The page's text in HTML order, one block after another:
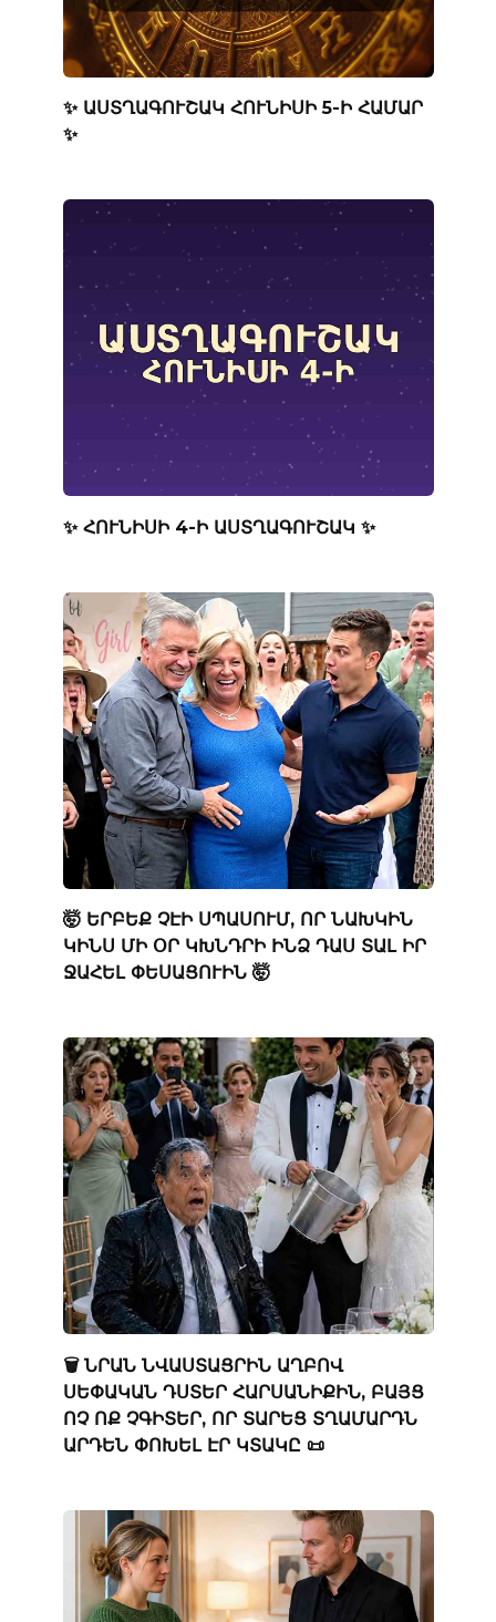
✨ ԱՍՏՂԱԳՈՒՇԱԿ ՀՈՒՆԻՍԻ 5-Ի ՀԱՄԱՐ
✨
✨ ՀՈՒՆԻՍԻ 4-Ի ԱՍՏՂԱԳՈՒՇԱԿ ✨
🤯 ԵՐԲԵՔ ՉԷԻ ՍՊԱՍՈՒՄ, ՈՐ ՆԱԽԿԻՆ
ԿԻՆՍ ՄԻ ՕՐ ԿԽՆԴՐԻ ԻՆՁ ԴԱՍ ՏԱԼ ԻՐ
ՋԱՀԵԼ ՓԵՍԱՑՈՒԻՆ 🤯
🗑️ ՆՐԱՆ ՆՎԱՍՏԱՑՐԻՆ ԱՂԲՈՎ
ՍԵՓԱԿԱՆ ԴՍՏԵՐ ՀԱՐՍԱՆԻՔԻՆ, ԲԱՅՑ
ՈՉ ՈՔ ՉԳԻՏԵՐ, ՈՐ ՏԱՐԵՑ ՏՂԱՄԱՐԴՆ
ԱՐԴԵՆ ՓՈԽԵԼ ԷՐ ԿՏԱԿԸ 📜